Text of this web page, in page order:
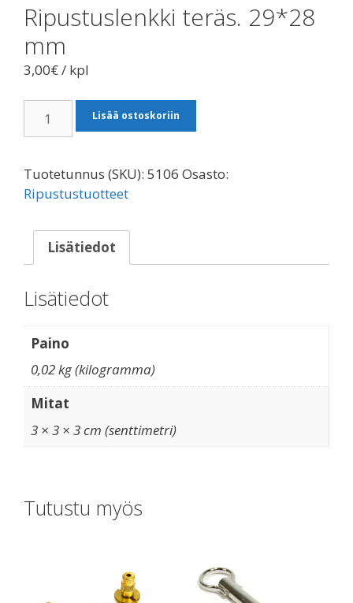
Ripustuslenkki teräs. 29*28
mm
3,00€/ kpl
Ripustuslenkki
teräs.
mm
määrä
Lisää ostoskoriin
Tuotetunnus (SKU): 5106 Osasto:
Ripustustuotteet
Lisätiedot
Lisätiedot
Paino
0,02 kg (kilogramma)
Mitat
3 × 3 × 3 cm (senttimetri)
Tutustu myös